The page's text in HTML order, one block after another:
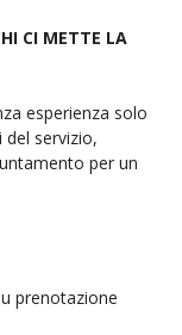
CI METTE LA
esperienza solo
servizio,
per un
prenotazione